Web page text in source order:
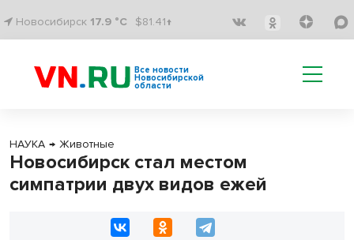
Новосибирск 17.9 °C $81.41↑
Все новости
Новосибирской
области
НАУКА → Животные
Новосибирск стал местом
симпатрии двух видов ежей